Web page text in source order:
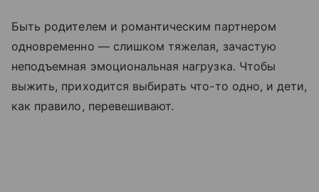
Быть родителем и романтическим партнером
одновременно — слишком тяжелая, зачастую
неподъемная эмоциональная нагрузка. Чтобы
выжить, приходится выбирать что-то одно, и дети,
как правило, перевешивают.